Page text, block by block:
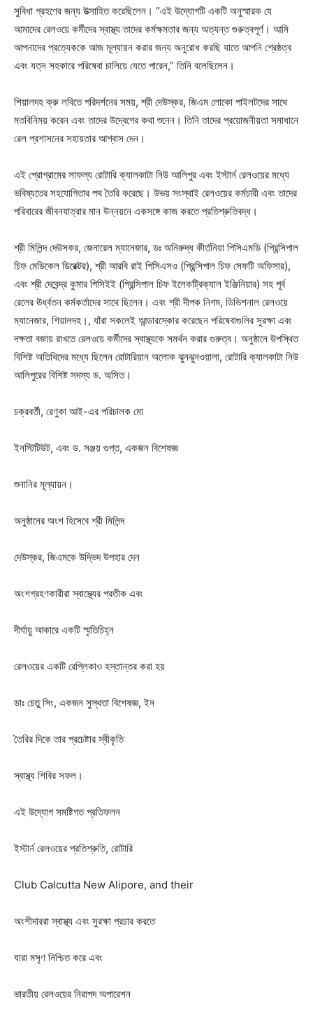
সুবিধা গ্রহণের জন্য উত্সাহিত করেছিলেন। “এই উদ্যোগটি একটি অনুস্মারক যে
আমাদের রেলওয়ে কর্মীদের স্বাস্থ্য তাদের কর্মক্ষমতার জন্য অত্যন্ত গুরুত্বপূর্ণ। আমি
আপনাদের প্রত্যেককে আজ মূল্যায়ন করার জন্য অনুরোধ করছি যাতে আপনি শ্রেষ্ঠত্ব
এবং যত্ন সহকারে পরিষেবা চালিয়ে যেতে পারেন,” তিনি বলেছিলেন।
শিয়ালদহ ক্রু লবিতে পরিদর্শনের সময়, শ্রী দেউস্কর, জিএম লোকো পাইলটদের সাথে
মতবিনিময় করেন এবং তাদের উদ্বেগের কথা শুনেন। তিনি তাদের প্রয়োজনীয়তা সমাধানে
রেল প্রশাসনের সহায়তার আশ্বাস দেন।
এই প্রোগ্রামের সাফল্য রোটারি ক্যালকাটা নিউ আলিপুর এবং ইস্টার্ন রেলওয়ের মধ্যে
ভবিষ্যতের সহযোগিতার পথ তৈরি করেছে। উভয় সংস্থাই রেলওয়ের কর্মচারী এবং তাদের
পরিবারের জীবনযাত্রার মান উন্নয়নে একসঙ্গে কাজ করতে প্রতিশ্রুতিবদ্ধ।
শ্রী মিলিন্দ দেউসকর, জেনারেল ম্যানেজার, ডঃ অনিরুদ্ধ কীর্তনিয়া পিসিএমডি (প্রিন্সিপাল
চিফ মেডিকেল ডিরেক্টর), শ্রী আরবি রাই পিসিএসও (প্রিন্সিপাল চিফ সেফটি অফিসার),
এবং শ্রী দেবেন্দ্র কুমার পিসিইই (প্রিন্সিপাল চিফ ইলেকট্রিক্যাল ইঞ্জিনিয়ার) সহ পূর্ব
রেলের ঊর্ধ্বতন কর্মকর্তাদের সাথে ছিলেন। এবং শ্রী দীপক নিগম, ডিভিশনাল রেলওয়ে
ম্যানেজার, শিয়ালদহ।, যাঁরা সকলেই আন্ডারস্কোর করেছেন পরিষেবাগুলির সুরক্ষা এবং
দক্ষতা বজায় রাখতে রেলওয়ে কর্মীদের স্বাস্থ্যকে সমর্থন করার গুরুত্ব। অনুষ্ঠানে উপস্থিত
বিশিষ্ট অতিথিদের মধ্যে ছিলেন রোটারিয়ান অলোক ঝুনঝুনওয়ালা, রোটারি ক্যালকাটা নিউ
আলিপুরের বিশিষ্ট সদস্য ড. অসিত।
চক্রবর্তী, রেণুকা আই-এর পরিচালক মো
ইনস্টিটিউট, এবং ড. সঞ্জয় গুপ্ত, একজন বিশেষজ্ঞ
শুনানির মূল্যায়ন।
অনুষ্ঠানের অংশ হিসেবে শ্রী মিলিন্দ
দেউস্কর, জিএমকে উদ্ভিদ উপহার দেন
অংশগ্রহণকারীরা স্বাস্থ্যের প্রতীক এবং
দীর্ঘায়ু আকারে একটি স্মৃতিচিহ্ন
রেলওয়ের একটি রেপ্লিকাও হস্তান্তর করা হয়
ডাঃ চেতু সিং, একজন সুস্থতা বিশেষজ্ঞ, ইন
তৈরির দিকে তার প্রচেষ্টার স্বীকৃতি
স্বাস্থ্য শিবির সফল।
এই উদ্যোগ সমষ্টিগত প্রতিফলন
ইস্টার্ন রেলওয়ের প্রতিশ্রুতি, রোটারি
Club Calcutta New Alipore, and their
অংশীদাররা স্বাস্থ্য এবং সুরক্ষা প্রচার করতে
যারা মসৃণ নিশ্চিত করে এবং
ভারতীয় রেলওয়ের নিরাপদ অপারেশন